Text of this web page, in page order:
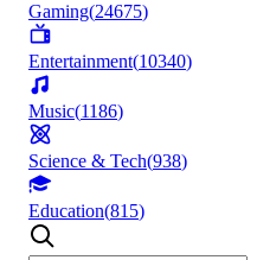
Gaming(24675)
Entertainment(10340)
Music(1186)
Science & Tech(938)
Education(815)